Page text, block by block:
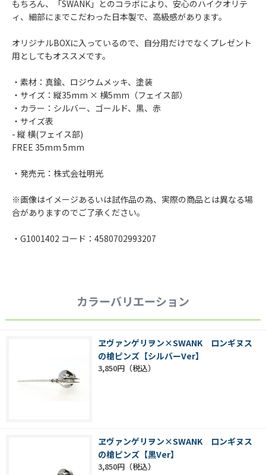
もちろん、「SWANK」とのコラボにより、安心のハイクオリテ
ィ、細部にまでこだわった日本製で、高級感があります。
オリジナルBOXに入っているので、自分用だけでなくプレゼント
用としてもオススメです。
・素材：真鍮、ロジウムメッキ、塗装
・サイズ：縦35mm × 横5mm（フェイス部）
・カラー：シルバー、ゴールド、黒、赤
・サイズ表
- 縦 横(フェイス部)
FREE 35mm 5mm
・発売元：株式会社明光
※画像はイメージあるいは試作品の為、実際の商品とは異なる場
合がありますのでご了承ください。
・G1001402 コード：4580702993207
カラーバリエーション
ヱヴァンゲリヲン×SWANK ロンギヌス
の槍ピンズ【シルバーVer】
3,850円
ヱヴァンゲリヲン×SWANK ロンギヌス
の槍ピンズ【黒Ver】
3,850円